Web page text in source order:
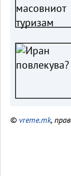
© vreme.mk,